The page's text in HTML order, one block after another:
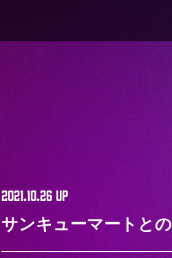
2021.10.26 UP
サンキューマートと